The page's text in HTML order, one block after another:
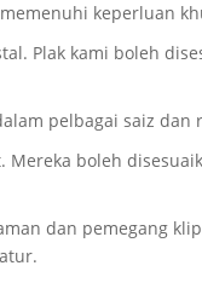
keperluan
Plak kami boleh
pelbagai saiz dan
Mereka boleh
dan pemegang